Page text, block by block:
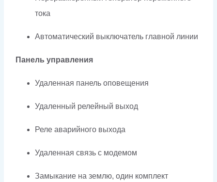
тока
Автоматический выключатель главной линии
Панель управления
Удаленная панель оповещения
Удаленный релейный выход
Реле аварийного выхода
Удаленная связь с модемом
Замыкание на землю, один комплект